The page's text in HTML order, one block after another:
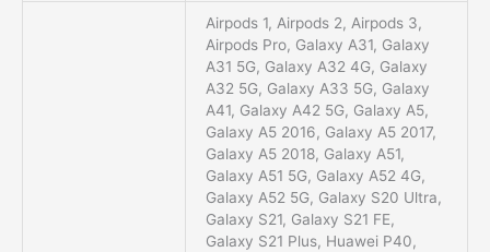
Airpods 1, Airpods 2, Airpods 3,
Airpods Pro, Galaxy A31, Galaxy
A31 5G, Galaxy A32 4G, Galaxy
A32 5G, Galaxy A33 5G, Galaxy
A41, Galaxy A42 5G, Galaxy A5,
Galaxy A5 2016, Galaxy A5 2017,
Galaxy A5 2018, Galaxy A51,
Galaxy A51 5G, Galaxy A52 4G,
Galaxy A52 5G, Galaxy S20 Ultra,
Galaxy S21, Galaxy S21 FE,
Galaxy S21 Plus, Huawei P40,